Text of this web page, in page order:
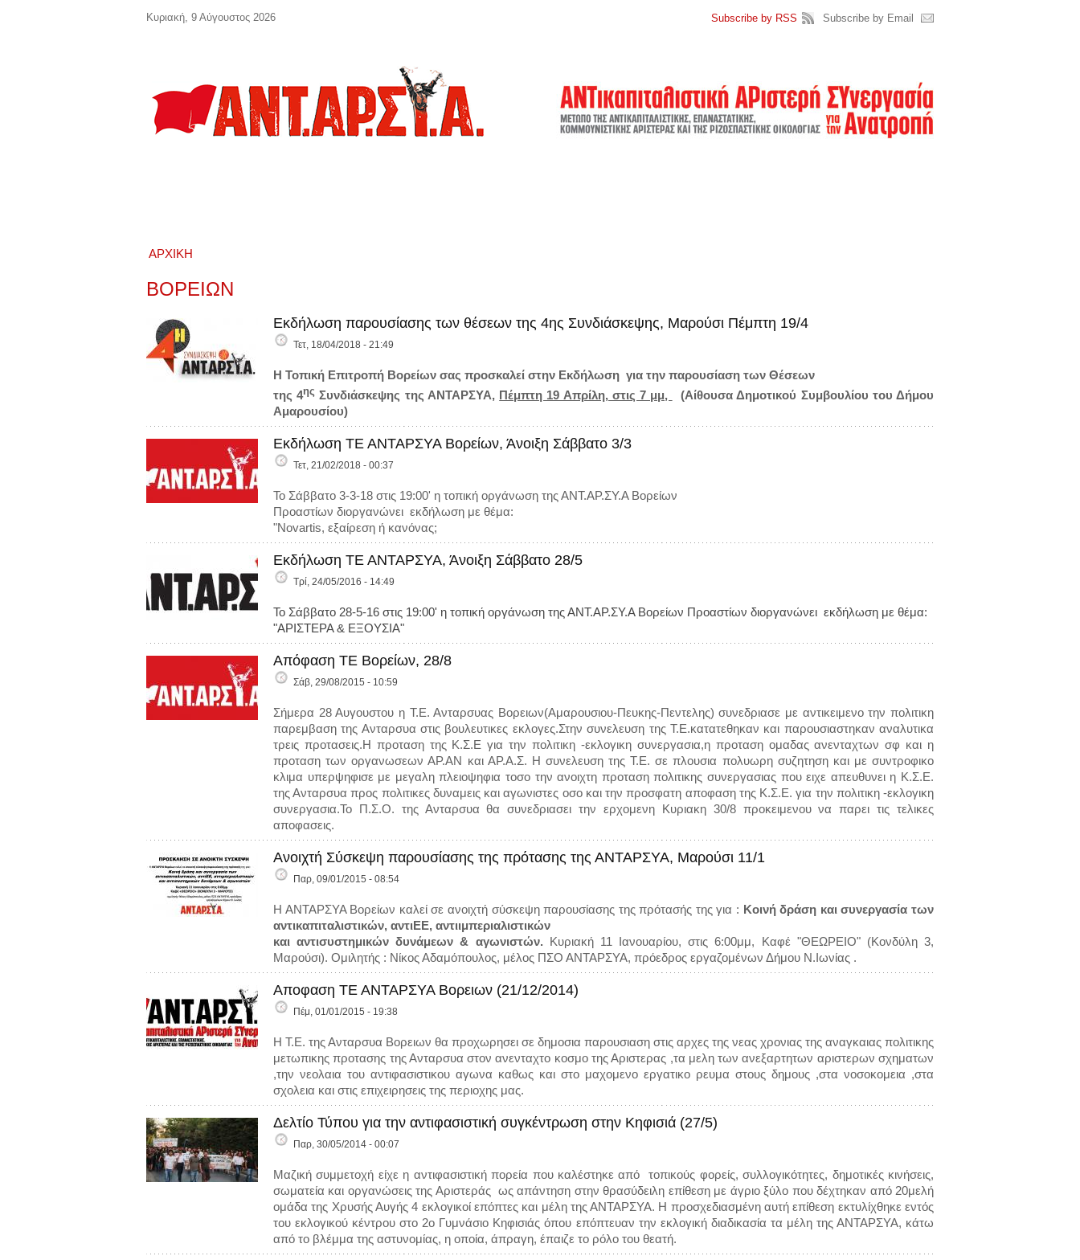
ΑΡΧΙΚΉ
ΒΟΡΕΙΩΝ
Εκδήλωση παρουσίασης των θέσεων της 4ης Συνδιάσκεψης, Μαρούσι Πέμπτη 19/4
Τετ, 18/04/2018 - 21:49
Η Τοπική Επιτροπή Βορείων σας προσκαλεί στην Εκδήλωση για την παρουσίαση των Θέσεων
της 4ης Συνδιάσκεψης της ΑΝΤΑΡΣΥΑ, Πέμπτη 19 Απρίλη, στις 7 μμ,
(Αίθουσα Δημοτικού Συμβουλίου του Δήμου
Αμαρουσίου)
Εκδήλωση ΤΕ ΑΝΤΑΡΣΥΑ Βορείων, Άνοιξη Σάββατο 3/3
Τετ, 21/02/2018 - 00:37
Το Σάββατο 3-3-18 στις 19:00' η τοπική οργάνωση της ΑΝΤ.ΑΡ.ΣΥ.Α Βορείων
Προαστίων διοργανώνει εκδήλωση με θέμα:
"Novartis, εξαίρεση ή κανόνας;
Εκδήλωση ΤΕ ΑΝΤΑΡΣΥΑ, Άνοιξη Σάββατο 28/5
Τρί, 24/05/2016 - 14:49
Το Σάββατο 28-5-16 στις 19:00' η τοπική οργάνωση της ΑΝΤ.ΑΡ.ΣΥ.Α Βορείων Προαστίων διοργανώνει εκδήλωση με θέμα:
"ΑΡΙΣΤΕΡΑ & ΕΞΟΥΣΙΑ"
Απόφαση ΤΕ Βορείων, 28/8
Σάβ, 29/08/2015 - 10:59
Σήμερα 28 Αυγουστου η Τ.Ε. Ανταρσυας Βορειων(Αμαρουσιου-Πευκης-Πεντελης) συνεδριασε με αντικειμενο την πολιτικη
παρεμβαση της Ανταρσυα στις βουλευτικες εκλογες.Στην συνελευση της Τ.Ε.κατατεθηκαν και παρουσιαστηκαν αναλυτικα
τρεις προτασεις.Η προταση της Κ.Σ.Ε για την πολιτικη -εκλογικη συνεργασια,η προταση ομαδας ανενταχτων σφ και η
προταση των οργανωσεων ΑΡ.ΑΝ και ΑΡ.Α.Σ. Η συνελευση της Τ.Ε. σε πλουσια πολυωρη συζητηση και με συντροφικο
κλιμα υπερψηφισε με μεγαλη πλειοψηφια τοσο την ανοιχτη προταση πολιτικης συνεργασιας που ειχε απευθυνει η Κ.Σ.Ε.
της Ανταρσυα προς πολιτικες δυναμεις και αγωνιστες οσο και την προσφατη αποφαση της Κ.Σ.Ε. για την πολιτικη -εκλογικη
συνεργασια.Το Π.Σ.Ο. της Ανταρσυα θα συνεδριασει την ερχομενη Κυριακη 30/8 προκειμενου να παρει τις τελικες
αποφασεις.
Ανοιχτή Σύσκεψη παρουσίασης της πρότασης της ΑΝΤΑΡΣΥΑ, Μαρούσι 11/1
Παρ, 09/01/2015 - 08:54
Η ΑΝΤΑΡΣΥΑ Βορείων καλεί σε ανοιχτή σύσκεψη παρουσίασης της πρότασής της για : Κοινή δράση και συνεργασία των
αντικαπιταλιστικών, αντιΕΕ, αντιιμπεριαλιστικών
και αντισυστημικών δυνάμεων & αγωνιστών. Κυριακή 11 Ιανουαρίου, στις 6:00μμ, Καφέ "ΘΕΩΡΕΙΟ" (Κονδύλη 3,
Μαρούσι). Ομιλητής : Νίκος Αδαμόπουλος, μέλος ΠΣΟ ΑΝΤΑΡΣΥΑ, πρόεδρος εργαζομένων Δήμου Ν.Ιωνίας .
Aποφαση ΤΕ ΑΝΤΑΡΣΥΑ Βορειων (21/12/2014)
Πέμ, 01/01/2015 - 19:38
Η Τ.Ε. της Ανταρσυα Βορειων θα προχωρησει σε δημοσια παρουσιαση στις αρχες της νεας χρονιας της αναγκαιας πολιτικης
μετωπικης προτασης της Ανταρσυα στον ανενταχτο κοσμο της Αριστερας ,τα μελη των ανεξαρτητων αριστερων σχηματων
,την νεολαια του αντιφασιστικου αγωνα καθως και στο μαχομενο εργατικο ρευμα στους δημους ,στα νοσοκομεια ,στα
σχολεια και στις επιχειρησεις της περιοχης μας.
Δελτίο Τύπου για την αντιφασιστική συγκέντρωση στην Κηφισιά (27/5)
Παρ, 30/05/2014 - 00:07
Μαζική συμμετοχή είχε η αντιφασιστική πορεία που καλέστηκε από τοπικούς φορείς, συλλογικότητες, δημοτικές κινήσεις,
σωματεία και οργανώσεις της Αριστεράς ως απάντηση στην θρασύδειλη επίθεση με άγριο ξύλο που δέχτηκαν από 20μελή
ομάδα της Χρυσής Αυγής 4 εκλογικοί επόπτες και μέλη της ΑΝΤΑΡΣΥΑ. Η προσχεδιασμένη αυτή επίθεση εκτυλίχθηκε εντός
του εκλογικού κέντρου στο 2ο Γυμνάσιο Κηφισιάς όπου επόπτευαν την εκλογική διαδικασία τα μέλη της ΑΝΤΑΡΣΥΑ, κάτω
από το βλέμμα της αστυνομίας, η οποία, άπραγη, έπαιζε το ρόλο του θεατή.
Κυριακή, 9 Αύγουστος 2026 Subscribe by RSS Subscribe by Email